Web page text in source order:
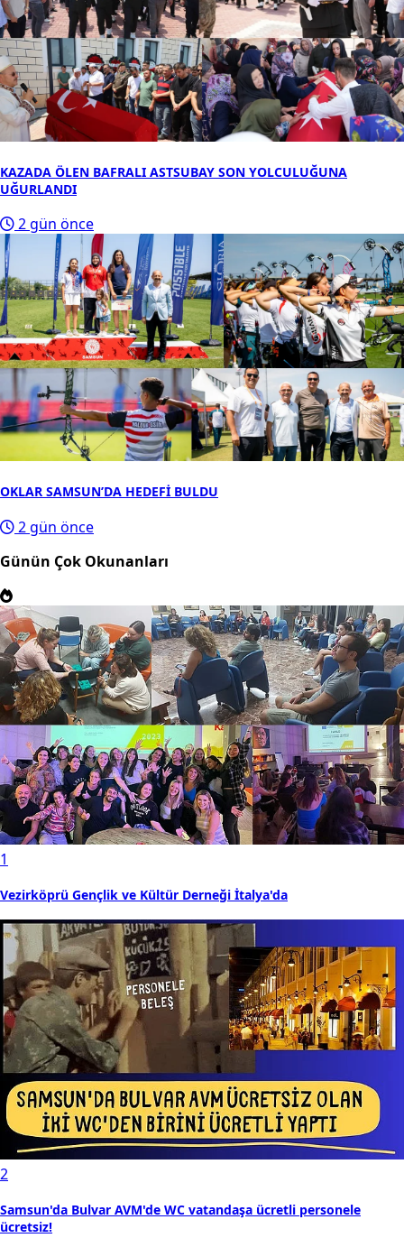
KAZADA ÖLEN BAFRALI ASTSUBAY SON YOLCULUĞUNA
UĞURLANDI
2 gün önce
OKLAR SAMSUN’DA HEDEFİ BULDU
2 gün önce
Günün Çok Okunanları
1
Vezirköprü Gençlik ve Kültür Derneği İtalya'da
2
Samsun'da Bulvar AVM'de WC vatandaşa ücretli personele
ücretsiz!